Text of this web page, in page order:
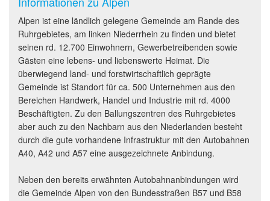
Alpen ist eine ländlich gelegene Gemeinde am Rande des
Ruhrgebietes, am linken Niederrhein zu finden und bietet
seinen rd. 12.700 Einwohnern, Gewerbetreibenden sowie
Gästen eine lebens- und liebenswerte Heimat. Die
überwiegend land- und forstwirtschaftlich geprägte
Gemeinde ist Standort für ca. 500 Unternehmen aus den
Bereichen Handwerk, Handel und Industrie mit rd. 4000
Beschäftigten. Zu den Ballungszentren des Ruhrgebietes
aber auch zu den Nachbarn aus den Niederlanden besteht
durch die gute vorhandene Infrastruktur mit den Autobahnen
A40, A42 und A57 eine ausgezeichnete Anbindung.
Neben den bereits erwähnten Autobahnanbindungen wird
die Gemeinde Alpen von den Bundesstraßen B57 und B58